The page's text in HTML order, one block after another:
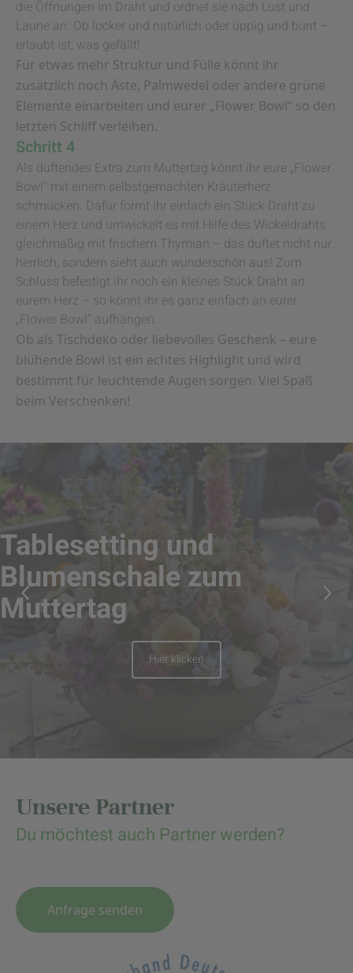
die Öffnungen im Draht und ordnet sie nach Lust und
Laune an: Ob locker und natürlich oder üppig und bunt –
erlaubt ist, was gefällt!
Für etwas mehr Struktur und Fülle könnt ihr
zusätzlich noch Äste, Palmwedel oder andere grüne
Elemente einarbeiten und eurer „Flower Bowl“ so den
letzten Schliff verleihen.
Schritt 4
Als duftendes Extra zum Muttertag könnt ihr eure „Flower
Bowl“ mit einem selbstgemachten Kräuterherz
schmücken. Dafür formt ihr einfach ein Stück Draht zu
einem Herz und umwickelt es mit Hilfe des Wickeldrahts
gleichmäßig mit frischem Thymian – das duftet nicht nur
herrlich, sondern sieht auch wunderschön aus! Zum
Schluss befestigt ihr noch ein kleines Stück Draht an
eurem Herz – so könnt ihr es ganz einfach an eurer
„Flower Bowl“ aufhängen.
Ob als Tischdeko oder liebevolles Geschenk – eure
blühende Bowl ist ein echtes Highlight und wird
bestimmt für leuchtende Augen sorgen. Viel Spaß
beim Verschenken!
Tablesetting und
Blumenschale zum
Muttertag
Hier klicken
Unsere Partner
Du möchtest auch Partner werden?
Anfrage senden